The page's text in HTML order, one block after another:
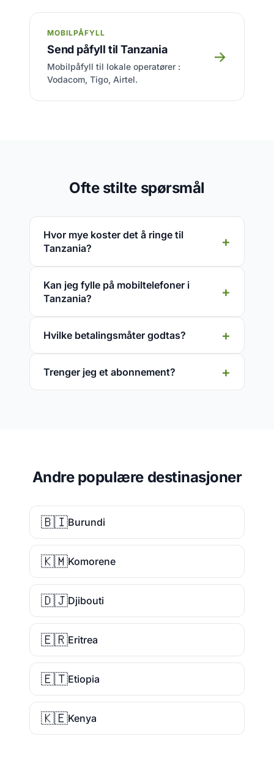
MOBILPÅFYLL
Send påfyll til Tanzania
Mobilpåfyll til lokale operatører :
Vodacom, Tigo, Airtel.
→
Ofte stilte spørsmål
Hvor mye koster det å ringe til
Tanzania?
Kan jeg fylle på mobiltelefoner i
Tanzania?
Hvilke betalingsmåter godtas?
Trenger jeg et abonnement?
Andre populære destinasjoner
🇧🇮Burundi
🇰🇲Komorene
🇩🇯Djibouti
🇪🇷Eritrea
🇪🇹Etiopia
🇰🇪Kenya